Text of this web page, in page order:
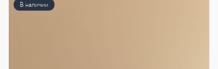
В наличии